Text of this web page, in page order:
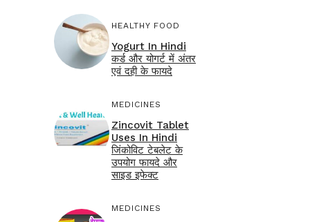
HEALTHY FOOD
Yogurt In Hindi
कर्ड और योगर्ट में अंतर
एवं दही के फायदे
MEDICINES
Zincovit Tablet
Uses In Hindi
जिंकोविट टेबलेट के
उपयोग फायदे और
साइड इफेक्ट
MEDICINES